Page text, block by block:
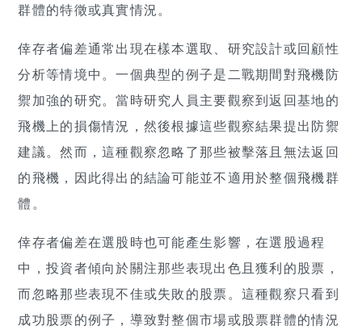
群體的特徵或真實情況。
倖存者偏差通常出現在樣本選取、研究設計或回顧性
分析等情境中。一個典型的例子是二戰期間對飛機防
禦加強的研究。當時研究人員主要觀察到返回基地的
飛機上的損傷情況，然後根據這些觀察結果提出防禦
建議。然而，這種觀察忽略了那些被擊落且無法返回
的飛機，因此得出的結論可能並不適用於整個飛機群
體。
倖存者偏差在選股時也可能產生影響，在選股過程
中，投資者傾向於關注那些表現出色且獲利的股票，
而忽略那些表現不佳或失敗的股票。這種觀察只看到
成功股票的例子，導致對整個市場或股票群體的情況